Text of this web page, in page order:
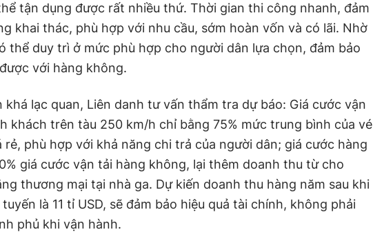
tận dụng được rất nhiều thứ. Thời gian thi công nhanh, đảm
khai thác, phù hợp với nhu cầu, sớm hoàn vốn và có lãi. Nhờ
thể duy trì ở mức phù hợp cho người dân lựa chọn, đảm bảo
với hàng không.
khá lạc quan, Liên danh tư vấn thẩm tra dự báo: Giá cước vận
khách trên tàu 250 km/h chỉ bằng 75% mức trung bình của vé
rẻ, phù hợp với khả năng chi trả của người dân; giá cước hàng
giá cước vận tải hàng không, lại thêm doanh thu từ cho
thương mại tại nhà ga. Dự kiến doanh thu hàng năm sau khi
là 11 tỉ USD, sẽ đảm bảo hiệu quả tài chính, không phải
phủ khi vận hành.